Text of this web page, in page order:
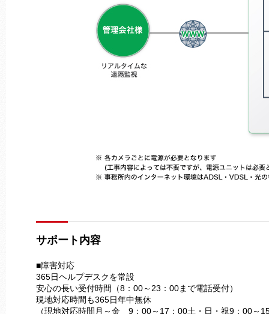
サポート内容
■障害対応
365日ヘルプデスクを常設
安心の長い受付時間（8：00～23：00まで電話受付）
現地対応時間も365日年中無休
（現地対応時間月～金 9：00～17：00土・日・祝9：00～